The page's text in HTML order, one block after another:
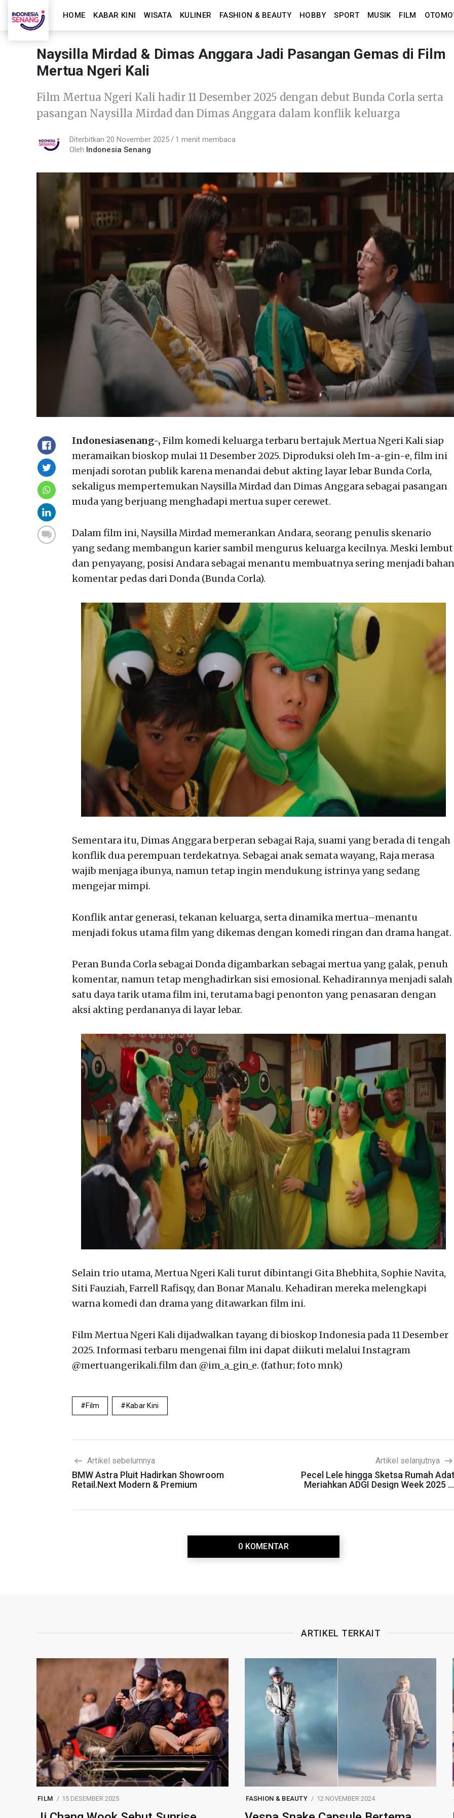
HOME KABAR KINI WISATA KULINER FASHION & BEAUTY HOBBY SPORT MUSIK FILM
Naysilla Mirdad & Dimas Anggara Jadi Pasangan Gemas di Film
Mertua Ngeri Kali
Film Mertua Ngeri Kali hadir 11 Desember 2025 dengan debut Bunda Corla serta
pasangan Naysilla Mirdad dan Dimas Anggara dalam konflik keluarga
Diterbitkan 20 November 2025
1 menit membaca
Oleh Indonesia Senang
Indonesiasenang-, Film komedi keluarga terbaru bertajuk Mertua Ngeri Kali siap
meramaikan bioskop mulai 11 Desember 2025. Diproduksi oleh Im-a-gin-e, film ini
menjadi sorotan publik karena menandai debut akting layar lebar Bunda Corla,
sekaligus mempertemukan Naysilla Mirdad dan Dimas Anggara sebagai pasangan
muda yang berjuang menghadapi mertua super cerewet.
Dalam film ini, Naysilla Mirdad memerankan Andara, seorang penulis skenario
yang sedang membangun karier sambil mengurus keluarga kecilnya. Meski lembut
dan penyayang, posisi Andara sebagai menantu membuatnya sering menjadi bahan
komentar pedas dari Donda (Bunda Corla).
Sementara itu, Dimas Anggara berperan sebagai Raja, suami yang berada di tengah
konflik dua perempuan terdekatnya. Sebagai anak semata wayang, Raja merasa
wajib menjaga ibunya, namun tetap ingin mendukung istrinya yang sedang
mengejar mimpi.
Konflik antar generasi, tekanan keluarga, serta dinamika mertua–menantu
menjadi fokus utama film yang dikemas dengan komedi ringan dan drama hangat.
Peran Bunda Corla sebagai Donda digambarkan sebagai mertua yang galak, penuh
komentar, namun tetap menghadirkan sisi emosional. Kehadirannya menjadi salah
satu daya tarik utama film ini, terutama bagi penonton yang penasaran dengan
aksi akting perdananya di layar lebar.
Selain trio utama, Mertua Ngeri Kali turut dibintangi Gita Bhebhita, Sophie Navita,
Siti Fauziah, Farrell Rafisqy, dan Bonar Manalu. Kehadiran mereka melengkapi
warna komedi dan drama yang ditawarkan film ini.
Film Mertua Ngeri Kali dijadwalkan tayang di bioskop Indonesia pada 11 Desember
2025. Informasi terbaru mengenai film ini dapat diikuti melalui Instagram
@mertuangerikali.film dan @im_a_gin_e. (fathur; foto mnk)
Film Kabar Kini
Artikel sebelumnya
BMW Astra Pluit Hadirkan Showroom
Retail.Next Modern & Premium
Artikel selanjutnya
Pecel Lele hingga Sketsa Rumah
Meriahkan ADGI Design Week 2025
0 KOMENTAR
ARTIKEL TERKAIT
FILM 15 DESEMBER 2025 FASHION & BEAUTY 12 NOVEMBER 2024